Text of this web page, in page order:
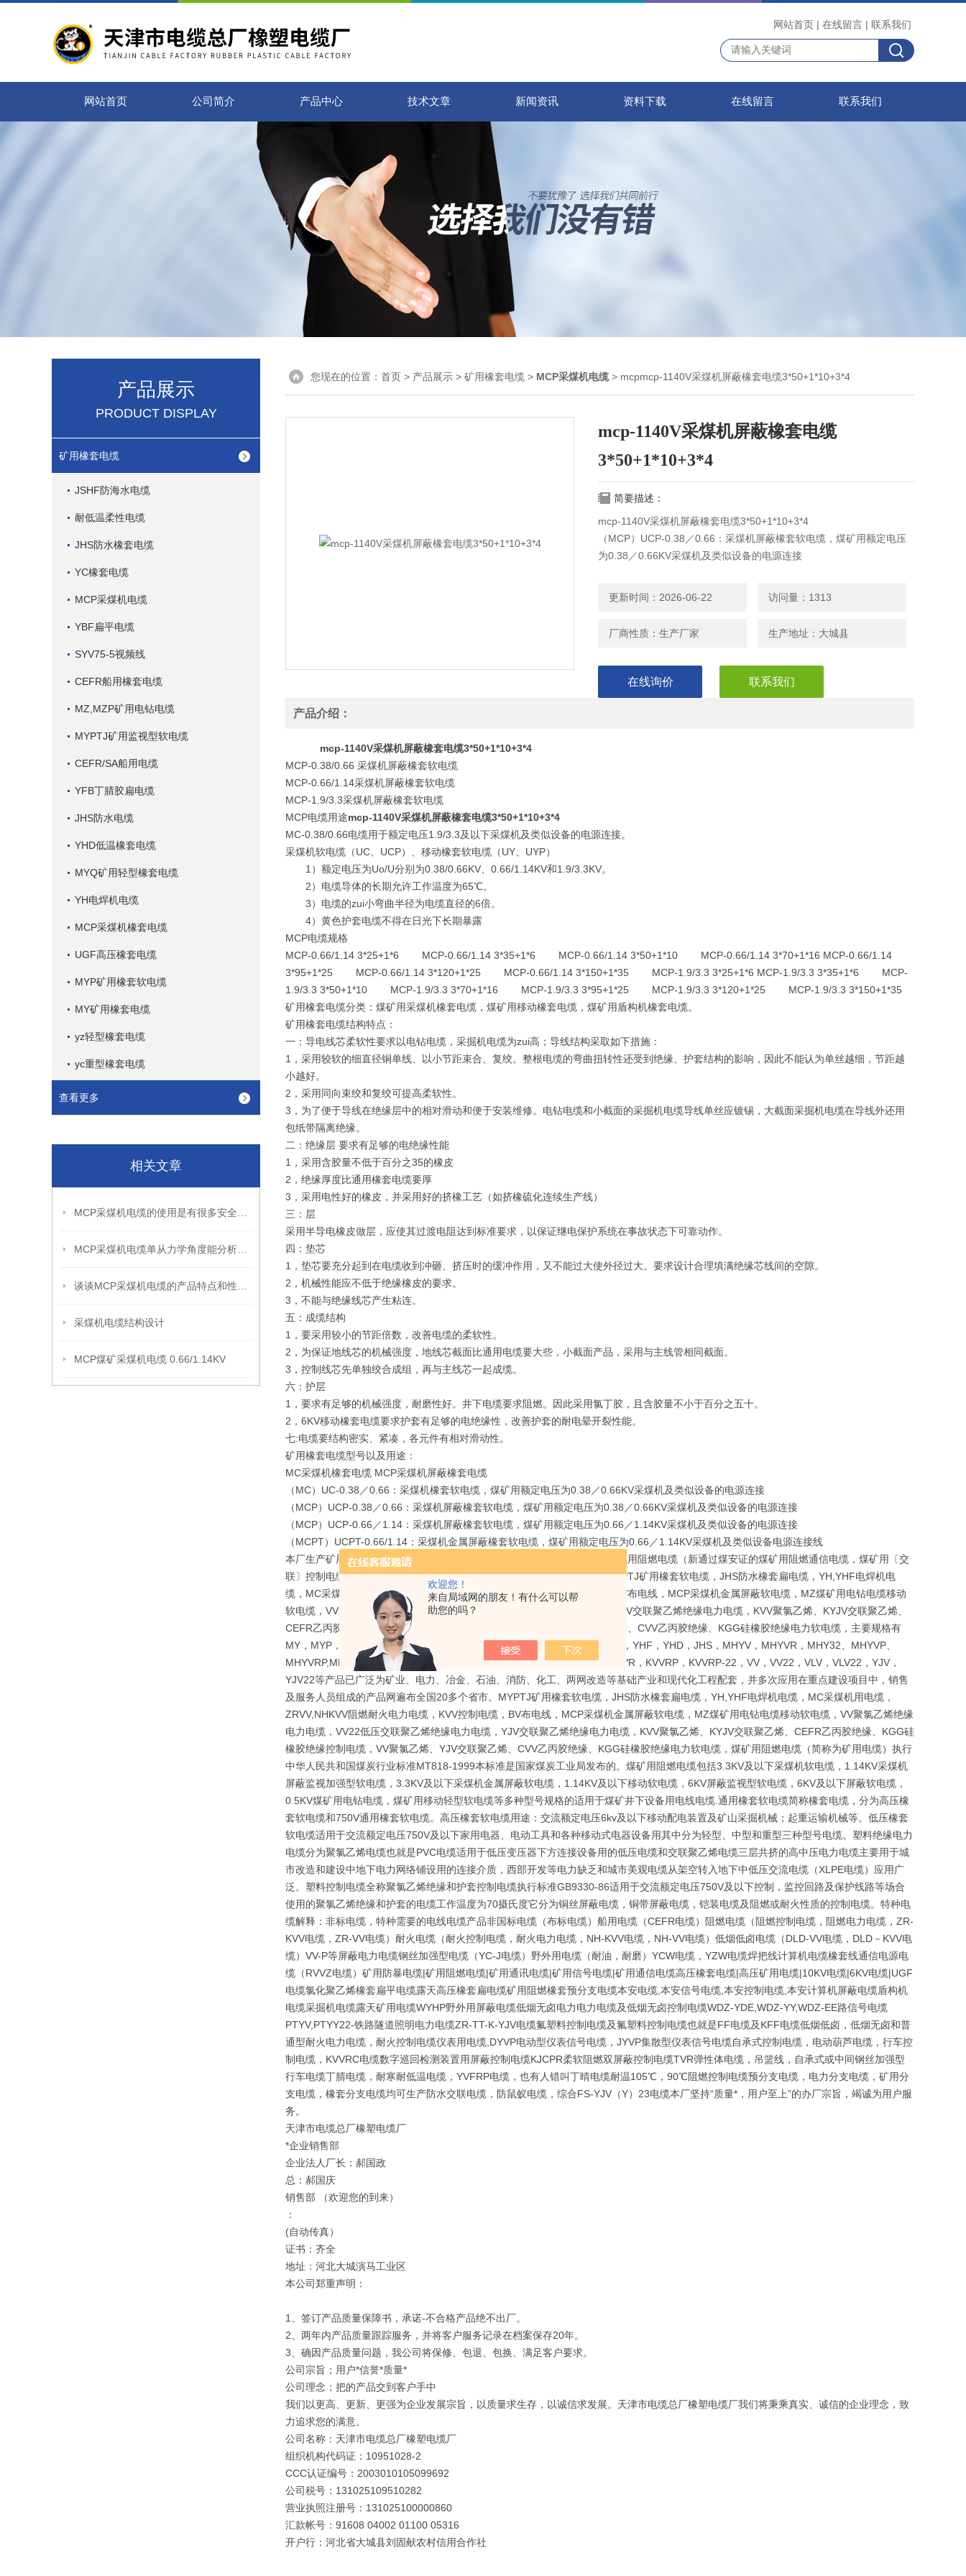
欢迎您！
来自局域网的朋友！有什么可以帮
助您的吗？
网站首页 | 在线留言 | 联系我们
网站首页 公司简介 产品中心 技术文章 新闻资讯 资料下载 在线留言 联系我们
产品展示
PRODUCT DISPLAY
矿用橡套电缆
JSHF防海水电缆
耐低温柔性电缆
JHS防水橡套电缆
YC橡套电缆
MCP采煤机电缆
YBF扁平电缆
SYV75-5视频线
CEFR船用橡套电缆
MZ,MZP矿用电钻电缆
MYPTJ矿用监视型软电缆
CEFR/SA船用电缆
YFB丁腈胶扁电缆
JHS防水电缆
YHD低温橡套电缆
MYQ矿用轻型橡套电缆
YH电焊机电缆
MCP采煤机橡套电缆
UGF高压橡套电缆
MYP矿用橡套软电缆
MY矿用橡套电缆
yz轻型橡套电缆
yc重型橡套电缆
查看更多
相关文章
采煤机电缆结构设计
MCP煤矿采煤机电缆 0.66/1.14KV
您现在的位置： 首页 > 产品展示 > 矿用橡套电缆 > MCP采煤机电缆> mcpmcp-1140V采煤机屏蔽橡套电缆3*50+1*10+3*4
mcp-1140V采煤机屏蔽橡套电缆
3*50+1*10+3*4
简要描述：
mcp-1140V采煤机屏蔽橡套电缆3*50+1*10+3*4
（MCP）UCP-0.38／0.66：采煤机屏蔽橡套软电缆，煤矿用额定电压
为0.38／0.66KV采煤机及类似设备的电源连接
为0.66／1.14KV采煤机及类似设备的电源连接
更新时间：2026-06-22 访问量：1313
厂商性质：生产厂家 生产地址：大城县
在线询价 联系我们
产品介绍：
mcp-1140V采煤机屏蔽橡套电缆3*50+1*10+3*4
MCP-0.38/0.66 采煤机屏蔽橡套软电缆
MCP-0.66/1.14采煤机屏蔽橡套软电缆
MCP-1.9/3.3采煤机屏蔽橡套软电缆
MCP电缆用途mcp-1140V采煤机屏蔽橡套电缆3*50+1*10+3*4
MC-0.38/0.66电缆用于额定电压1.9/3.3及以下采煤机及类似设备的电源连接。
采煤机软电缆（UC、UCP）、移动橡套软电缆（UY、UYP）
1）额定电压为Uo/U分别为0.38/0.66KV、0.66/1.14KV和1.9/3.3KV。
2）电缆导体的长期允许工作温度为65℃。
3）电缆的zui小弯曲半径为电缆直径的6倍。
4）黄色护套电缆不得在日光下长期暴露
MCP电缆规格
MCP-0.66/1.14 3*25+1*6 MCP-0.66/1.14 3*35+1*6 MCP-0.66/1.14 3*50+1*10 MCP-0.66/1.14 3*70+1*16 MCP-0.66/1.14
3*95+1*25 MCP-0.66/1.14 3*120+1*25 MCP-0.66/1.14 3*150+1*35 MCP-1.9/3.3 3*25+1*6 MCP-1.9/3.3 3*35+1*6 MCP-
1.9/3.3 3*50+1*10 MCP-1.9/3.3 3*70+1*16 MCP-1.9/3.3 3*95+1*25 MCP-1.9/3.3 3*120+1*25 MCP-1.9/3.3 3*150+1*35
矿用橡套电缆分类：煤矿用采煤机橡套电缆，煤矿用移动橡套电缆，煤矿用盾构机橡套电缆。
矿用橡套电缆结构特点：
一：导电线芯柔软性要求以电钻电缆，采掘机电缆为zui高；导线结构采取如下措施：
1，采用较软的细直径铜单线、以小节距束合、复绞。整根电缆的弯曲扭转性还受到绝缘、护套结构的影响，因此不能认为单丝越细，节距越
小越好。
2，采用同向束绞和复绞可提高柔软性。
3，为了便于导线在绝缘层中的相对滑动和便于安装维修。电钻电缆和小截面的采掘机电缆导线单丝应镀锡，大截面采掘机电缆在导线外还用
包纸带隔离绝缘。
二：绝缘层 要求有足够的电绝缘性能
1，采用含胶量不低于百分之35的橡皮
2，绝缘厚度比通用橡套电缆要厚
3，采用电性好的橡皮，并采用好的挤橡工艺（如挤橡硫化连续生产线）
三：层
采用半导电橡皮做层，应使其过渡电阻达到标准要求，以保证继电保护系统在事故状态下可靠动作。
四：垫芯
1，垫芯要充分起到在电缆收到冲砸、挤压时的缓冲作用，又不能过大使外径过大。要求设计合理填满绝缘芯线间的空隙。
2，机械性能应不低于绝缘橡皮的要求。
3，不能与绝缘线芯产生粘连。
五：成缆结构
1，要采用较小的节距倍数，改善电缆的柔软性。
2，为保证地线芯的机械强度，地线芯截面比通用电缆要大些，小截面产品，采用与主线管相同截面。
3，控制线芯先单独绞合成组，再与主线芯一起成缆。
六：护层
1，要求有足够的机械强度，耐磨性好。井下电缆要求阻燃。因此采用氯丁胶，且含胶量不小于百分之五十。
2，6KV移动橡套电缆要求护套有足够的电绝缘性，改善护套的耐电晕开裂性能。
七:电缆要结构密实、紧凑，各元件有相对滑动性。
矿用橡套电缆型号以及用途：
MC采煤机橡套电缆 MCP采煤机屏蔽橡套电缆
（MC）UC-0.38／0.66：采煤机橡套软电缆，煤矿用额定电压为0.38／0.66KV采煤机及类似设备的电源连接
（MCP）UCP-0.38／0.66：采煤机屏蔽橡套软电缆，煤矿用额定电压为0.38／0.66KV采煤机及类似设备的电源连接
（MCP）UCP-0.66／1.14：采煤机屏蔽橡套软电缆，煤矿用额定电压为0.66／1.14KV采煤机及类似设备的电源连接
（MCPT）UCPT-0.66/1.14：采煤机金属屏蔽橡套软电缆，煤矿用额定电压为0.66／1.14KV采煤机及类似设备电源连接线
本厂生产矿用电缆橡套电缆电力电缆控制电缆特种电缆本厂生产全系列的煤矿用阻燃电缆（新通过煤安证的煤矿用阻燃通信电缆，煤矿用〔交
联〕控制电缆，煤矿用〔交联〕电力电缆），YC,YZW通用橡套软电缆，MYPTJ矿用橡套软电缆，JHS防水橡套扁电缆，YH,YHF电焊机电
缆，MC采煤机用电缆，ZRVV,NHKVV阻燃耐火电力电缆，KVV控制电缆，BV布电线，MCP采煤机金属屏蔽软电缆，MZ煤矿用电钻电缆移动
软电缆，VV聚氯乙烯绝缘电力电缆，VV22低压交联聚乙烯绝缘电力电缆，YJV交联聚乙烯绝缘电力电缆，KVV聚氯乙烯、KYJV交联聚乙烯、
CEFR乙丙胶绝缘、KGG硅橡胶绝缘控制电缆，VV聚氯乙烯、YJV交联聚乙烯、CVV乙丙胶绝缘、KGG硅橡胶绝缘电力软电缆，主要规格有
MY，MYP，MC，MCP，MYPTJ，MCPTJ，MZ，MZP，MYQ，UGF，YH，YHF，YHD，JHS，MHYV，MHYVR，MHY32、MHYVP、
MHYVRP,MKVV,MKVV22,MKVV32，KVV，KVV22，KVVP，KVVP-22，KVVR，KVVRP，KVVRP-22，VV，VV22，VLV，VLV22，YJV，
YJV22等产品已广泛为矿业、电力、冶金、石油、消防、化工、两网改造等基础产业和现代化工程配套，并多次应用在重点建设项目中，销售
及服务人员组成的产品网遍布全国20多个省市。MYPTJ矿用橡套软电缆，JHS防水橡套扁电缆，YH,YHF电焊机电缆，MC采煤机用电缆，
ZRVV,NHKVV阻燃耐火电力电缆，KVV控制电缆，BV布电线，MCP采煤机金属屏蔽软电缆，MZ煤矿用电钻电缆移动软电缆，VV聚氯乙烯绝缘
电力电缆，VV22低压交联聚乙烯绝缘电力电缆，YJV交联聚乙烯绝缘电力电缆，KVV聚氯乙烯、KYJV交联聚乙烯、CEFR乙丙胶绝缘、KGG硅
橡胶绝缘控制电缆，VV聚氯乙烯、YJV交联聚乙烯、CVV乙丙胶绝缘、KGG硅橡胶绝缘电力软电缆，煤矿用阻燃电缆（简称为矿用电缆）执行
中华人民共和国煤炭行业标准MT818-1999本标准是国家煤炭工业局发布的。煤矿用阻燃电缆包括3.3KV及以下采煤机软电缆，1.14KV采煤机
屏蔽监视加强型软电缆，3.3KV及以下采煤机金属屏蔽软电缆，1.14KV及以下移动软电缆，6KV屏蔽监视型软电缆，6KV及以下屏蔽软电缆，
0.5KV煤矿用电钻电缆，煤矿用移动轻型软电缆等多种型号规格的适用于煤矿井下设备用电线电缆.通用橡套软电缆简称橡套电缆，分为高压橡
套软电缆和750V通用橡套软电缆。高压橡套软电缆用途：交流额定电压6kv及以下移动配电装置及矿山采掘机械；起重运输机械等。低压橡套
软电缆适用于交流额定电压750V及以下家用电器、电动工具和各种移动式电器设备用其中分为轻型、中型和重型三种型号电缆。塑料绝缘电力
电缆分为聚氯乙烯电缆也就是PVC电缆适用于低压变压器下方连接设备用的低压电缆和交联聚乙烯电缆三层共挤的高中压电力电缆主要用于城
市改造和建设中地下电力网络铺设用的连接介质，西部开发等电力缺乏和城市美观电缆从架空转入地下中低压交流电缆（XLPE电缆）应用广
泛。塑料控制电缆全称聚氯乙烯绝缘和护套控制电缆执行标准GB9330-86适用于交流额定电压750V及以下控制，监控回路及保护线路等场合
使用的聚氯乙烯绝缘和护套的电缆工作温度为70摄氏度它分为铜丝屏蔽电缆，铜带屏蔽电缆，铠装电缆及阻燃或耐火性质的控制电缆。特种电
缆解释：非标电缆，特种需要的电线电缆产品非国标电缆（布标电缆）船用电缆（CEFR电缆）阻燃电缆（阻燃控制电缆，阻燃电力电缆，ZR-
KVV电缆，ZR-VV电缆）耐火电缆（耐火控制电缆，耐火电力电缆，NH-KVV电缆，NH-VV电缆）低烟低卤电缆（DLD-VV电缆，DLD－KVV电
缆）VV-P等屏蔽电力电缆钢丝加强型电缆（YC-J电缆）野外用电缆（耐油，耐磨）YCW电缆，YZW电缆焊把线计算机电缆橡套线通信电源电
缆（RVVZ电缆）矿用防暴电缆|矿用阻燃电缆|矿用通讯电缆|矿用信号电缆|矿用通信电缆高压橡套电缆|高压矿用电缆|10KV电缆|6KV电缆|UGF
电缆氯化聚乙烯橡套扁平电缆露天高压橡套扁电缆矿用阻燃橡套预分支电缆本安电缆,本安信号电缆,本安控制电缆,本安计算机屏蔽电缆盾构机
电缆采掘机电缆露天矿用电缆WYHP野外用屏蔽电缆低烟无卤电力电力电缆及低烟无卤控制电缆WDZ-YDE,WDZ-YY,WDZ-EE路信号电缆
PTYV,PTYY22-铁路隧道照明电力电缆ZR-TT-K-YJV电缆氟塑料控制电缆及氟塑料控制电缆也就是FF电缆及KFF电缆低烟低卤，低烟无卤和普
通型耐火电力电缆，耐火控制电缆仪表用电缆,DYVP电动型仪表信号电缆，JYVP集散型仪表信号电缆自承式控制电缆，电动葫芦电缆，行车控
制电缆，KVVRC电缆数字巡回检测装置用屏蔽控制电缆KJCPR柔软阻燃双屏蔽控制电缆TVR弹性体电缆，吊篮线，自承式或中间钢丝加强型
行车电缆丁腈电缆，耐寒耐低温电缆，YVFRP电缆，也有人错叫丁晴电缆耐温105℃，90℃阻燃控制电缆预分支电缆，电力分支电缆，矿用分
支电缆，橡套分支电缆均可生产防水交联电缆，防鼠蚁电缆，综合FS-YJV（Y）23电缆本厂坚持“质量*，用户至上”的办厂宗旨，竭诚为用户服
务。
天津市电缆总厂橡塑电缆厂
*企业销售部
企业法人厂长：郝国政
总：郝国庆
销售部 （欢迎您的到来）
：
(自动传真）
证书：齐全
地址：河北大城演马工业区
本公司郑重声明：
1、签订产品质量保障书，承诺-不合格产品绝不出厂。
2、两年内产品质量跟踪服务，并将客户服务记录在档案保存20年。
3、确因产品质量问题，我公司将保修、包退、包换、满足客户要求。
公司宗旨；用户*信誉*质量*
公司理念；把的产品交到客户手中
我们以更高、更新、更强为企业发展宗旨，以质量求生存，以诚信求发展。天津市电缆总厂橡塑电缆厂我们将秉乘真实、诚信的企业理念，致
力追求您的满意。
公司名称：天津市电缆总厂橡塑电缆厂
组织机构代码证：10951028-2
CCC认证编号：2003010105099692
公司税号：131025109510282
营业执照注册号：131025100000860
汇款帐号：91608 04002 01100 05316
开户行：河北省大城县刘固献农村信用合作社